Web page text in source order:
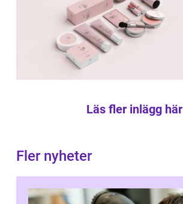
Läs fler inlägg här
Fler nyheter